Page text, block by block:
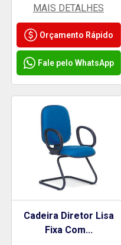
MAIS DETALHES
Orçamento Rápido
Fale pelo WhatsApp
Cadeira Diretor Lisa
Fixa Com...